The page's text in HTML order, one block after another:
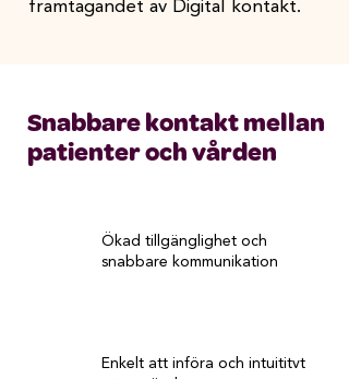
framtagandet av Digital kontakt.
Snabbare kontakt mellan
patienter och vården
Ökad tillgänglighet och
snabbare kommunikation
Enkelt att införa och intuititvt